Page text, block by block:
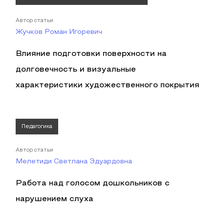
Автор статьи
Жучков Роман Игоревич
Влияние подготовки поверхности на
долговечность и визуальные
характеристики художественного покрытия
Педагогика
Автор статьи
Мелетиди Светлана Эдуардовна
Работа над голосом дошкольников с
нарушением слуха